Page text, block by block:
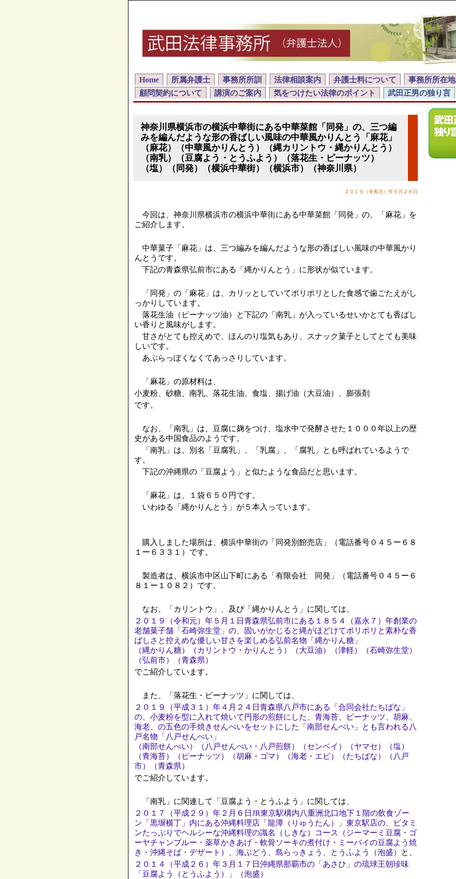
Home 所属弁護士 事務所所訓 法律相談案内 弁護士料について 事務所所在地
顧問契約について
講演のご案内 気をつけたい法律のポイント 武田正男の独り言
神奈川県横浜市の横浜中華街にある中華菜館「同発」の、三つ編
みを編んだような形の香ばしい風味の中華風かりんとう「麻花」
（麻花）（中華風かりんとう）（縄カリントウ・縄かりんとう）
（南乳）（豆腐よう・とうふよう）（落花生・ピーナッツ）
（塩）（同発）（横浜中華街）（横浜市）（神奈川県）
２０１９（令和元）年９月２６日
今回は、神奈川県横浜市の横浜中華街にある中華菜館「同発」の、「麻花」を
ご紹介します。
中華菓子「麻花」は、三つ編みを編んだような形の香ばしい風味の中華風かり
んとうです。
下記の青森県弘前市にある「縄かりんとう」に形状が似ています。
「同発」の「麻花」は、カリッとしていてポリポリとした食感で歯ごたえがし
っかりしています。
落花生油（ピーナッツ油）と下記の「南乳」が入っているせいかとても香ばし
い香りと風味がします。
甘さがとても控えめで、ほんのり塩気もあり、スナック菓子としてとても美味
しいです。
あぶらっぽくなくてあっさりしています。
「麻花」の原材料は、
小麦粉、砂糖、南乳、落花生油、食塩、揚げ油（大豆油）、膨張剤
です。
なお、「南乳」は、豆腐に麹をつけ、塩水中で発酵させた１０００年以上の歴
史がある中国食品のようです。
「南乳」は、別名「豆腐乳」、「乳腐」、「腐乳」とも呼ばれているようで
す。
下記の沖縄県の「豆腐よう」と似たような食品だと思います。
「麻花」は、１袋６５０円です。
いわゆる「縄かりんとう」が５本入っています。
購入しました場所は、横浜中華街の「同発別館売店」（電話番号０４５ー６８
１ー６３３１）です。
製造者は、横浜市中区山下町にある「有限会社 同発」（電話番号０４５ー６
８１ー１０８２）です。
なお、「カリントウ」、及び「縄かりんとう」に関しては、
２０１９（令和元）年５月１日青森県弘前市にある１８５４（嘉永７）年創業の
老舗菓子舗「石崎弥生堂」の、固いがかじると縄がほどけてポリポリと素朴な香
ばしさと控えめな優しい甘さを楽しめる弘前名物「縄かりん糖」
（縄かりん糖）（カリントウ・かりんとう）（大豆油）（津軽）（石崎弥生堂）
（弘前市）（青森県）
でご紹介しています。
また、「落花生・ピーナッツ」に関しては、
２０１９（平成３１）年４月２４日青森県八戸市にある「合同会社たちばな」
の、小麦粉を型に入れて焼いて円形の煎餅にした、青海苔、ピーナッツ、胡麻、
海老、の五色の手焼きせんべいをセットにした「南部せんべい」とも言われる八
戸名物「八戸せんべい」
（南部せんべい）（八戸せんべい・八戸煎餅）（センベイ）（ヤマセ）（塩）
（青海苔）（ピーナッツ）（胡麻・ゴマ）（海老・エビ）（たちばな）（八戸
市）（青森県）
でご紹介しています。
「南乳」に関連して「豆腐よう・とうふよう」に関しては、
２０１７（平成２９）年２月６日JR東京駅構内八重洲北口地下１階の飲食ゾー
ン「黒塀横丁」内にある沖縄料理店「龍潭（りゅうたん）」東京駅店の、ビタミ
ンたっぷりでヘルシーな沖縄料理の識名（しきな）コース（ジーマーミ豆腐・ゴ
ーヤチャンプルー・薬草かきあげ・軟骨ソーキの煮付け・ミーバイの豆腐よう焼
き・沖縄そば・デザート）、海ぶどう、島らっきょう、とうふよう（泡盛）
と、
２０１４（平成２６）年３月１７日沖縄県那覇市の「あさひ」の琉球王朝珍味
「豆腐よう（とうふよう）」（泡盛）